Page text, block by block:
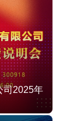
司2025年